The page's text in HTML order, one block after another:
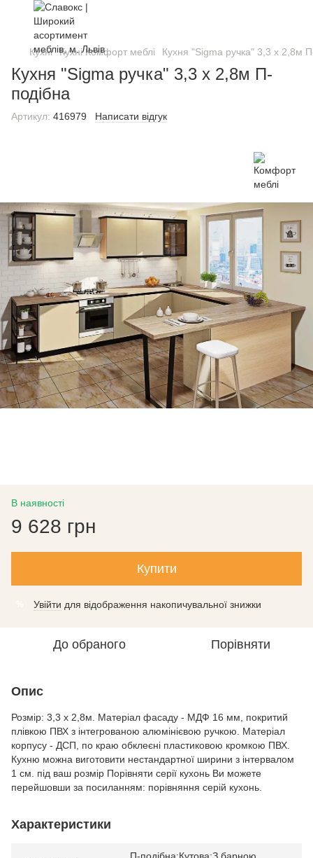
Кухні Кухні Комфорт меблі Кухня "Sigma ручка" 3,3 х 2,8м
Кухня "Sigma ручка" 3,3 х 2,8м П-
подібна
Артикул: 416979 Написати відгук
В наявності
9 628 грн
Купити
Увійти для відображення накопичувальної знижки
До обраного Порівняти
Опис
Розмір: 3,3 х 2,8м. Матеріал фасаду - МДФ 16 мм, покритий
плівкою ПВХ з інтегрованою алюмінієвою ручкою. Матеріал
корпусу - ДСП, по краю обклеєні пластиковою кромкою ПВХ.
Кухню можна виготовити нестандартної ширини з інтервалом
1 см. під ваш розмір Порівняти серії кухонь Ви можете
перейшовши за посиланням: порівняння серій кухонь.
Характеристики